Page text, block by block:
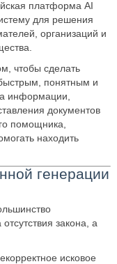
платформа AI
для решения
организаций и
чтобы сделать
понятным и
информации,
документов
помощника,
находить
генерации
закона, а
исковое